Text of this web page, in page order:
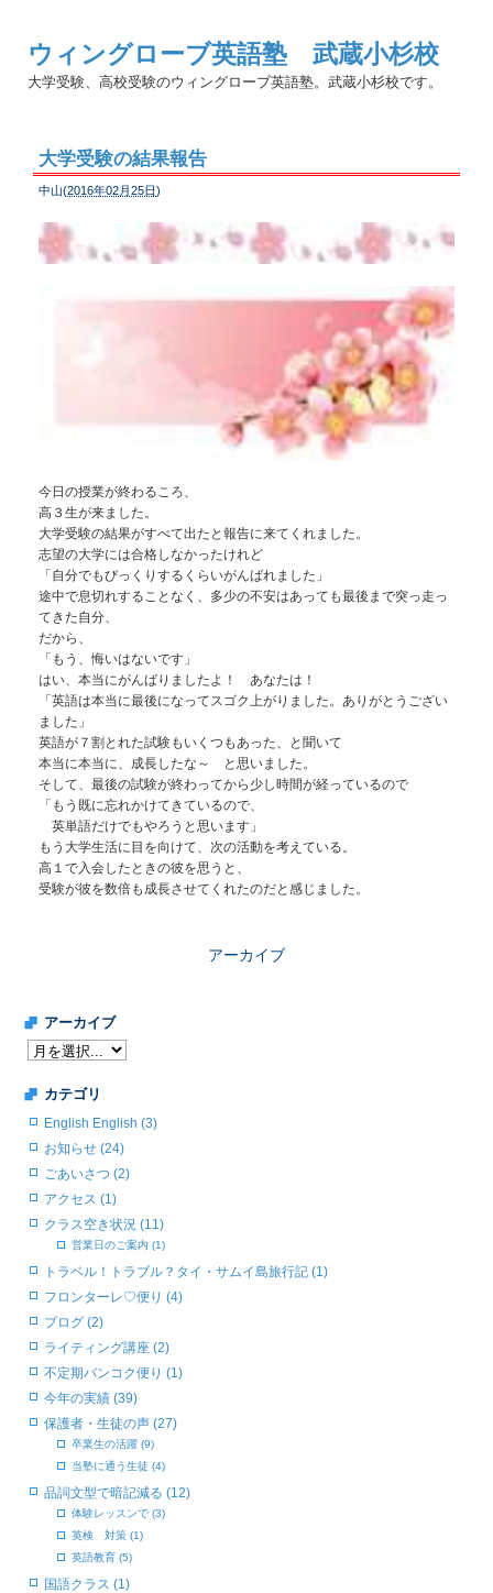
ウィングローブ英語塾 武蔵小杉校
大学受験、高校受験のウィングローブ英語塾。武蔵小杉校です。
大学受験の結果報告
中山(2016年02月25日)
今日の授業が終わるころ、
高３生が来ました。
大学受験の結果がすべて出たと報告に来てくれました。
志望の大学には合格しなかったけれど
「自分でもびっくりするくらいがんばれました」
途中で息切れすることなく、多少の不安はあっても最後まで突っ走っ
てきた自分、
だから、
「もう、悔いはないです」
はい、本当にがんばりましたよ！ あなたは！
「英語は本当に最後になってスゴク上がりました。ありがとうござい
ました」
英語が７割とれた試験もいくつもあった、と聞いて
本当に本当に、成長したな～ と思いました。
そして、最後の試験が終わってから少し時間が経っているので
「もう既に忘れかけてきているので、
英単語だけでもやろうと思います」
もう大学生活に目を向けて、次の活動を考えている。
高１で入会したときの彼を思うと、
受験が彼を数倍も成長させてくれたのだと感じました。
アーカイブ
アーカイブ
カテゴリ
English English (3)
お知らせ (24)
ごあいさつ (2)
アクセス (1)
クラス空き状況 (11)
営業日のご案内 (1)
トラベル！トラブル？タイ・サムイ島旅行記 (1)
フロンターレ♡便り (4)
ブログ (2)
ライティング講座 (2)
不定期バンコク便り (1)
今年の実績 (39)
保護者・生徒の声 (27)
卒業生の活躍 (9)
当塾に通う生徒 (4)
品詞文型で暗記減る (12)
体験レッスンで (3)
英検 対策 (1)
英語教育 (5)
国語クラス (1)